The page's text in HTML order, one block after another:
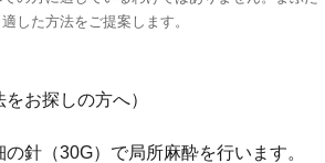
した方法をご提案します。
お探しの方へ）
の針（30G）で局所麻酔を行います。